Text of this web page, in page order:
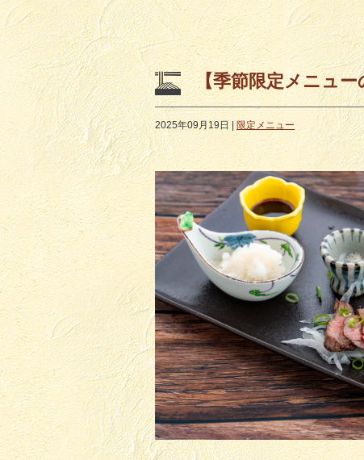
【季節限定メニュー
2025年09月19日|限定メニュー